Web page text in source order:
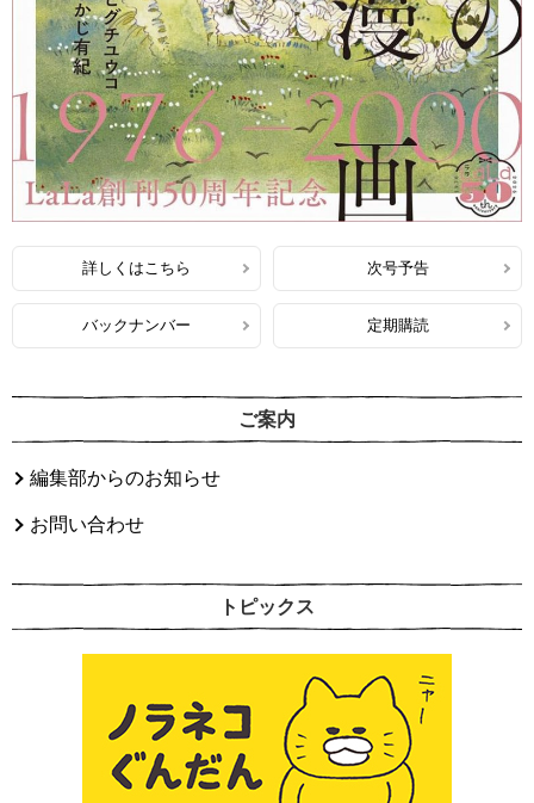
詳しくはこちら 次号予告
バックナンバー 定期購読
ご案内
編集部からのお知らせ
お問い合わせ
トピックス